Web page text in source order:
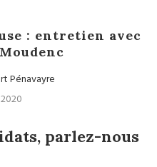
: entretien avec
Pénavayre
parlez-nous